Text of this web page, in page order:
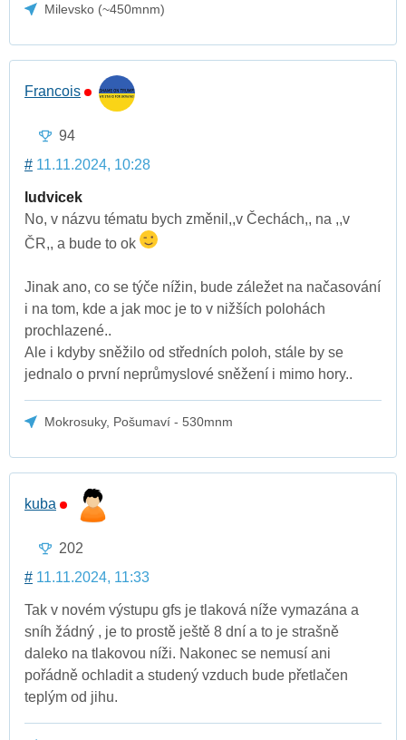
Milevsko (~450mnm)
Francois
94
# 11.11.2024, 10:28
ludvicek
No, v názvu tématu bych změnil,,v Čechách,, na ,,v
ČR,, a bude to ok
Jinak ano, co se týče nížin, bude záležet na načasování
i na tom, kde a jak moc je to v nižších polohách
prochlazené..
Ale i kdyby sněžilo od středních poloh, stále by se
jednalo o první neprůmyslové sněžení i mimo hory..
Mokrosuky, Pošumaví - 530mnm
kuba
202
# 11.11.2024, 11:33
Tak v novém výstupu gfs je tlaková níže vymazána a
sníh žádný , je to prostě ještě 8 dní a to je strašně
daleko na tlakovou níži. Nakonec se nemusí ani
pořádně ochladit a studený vzduch bude přetlačen
teplým od jihu.